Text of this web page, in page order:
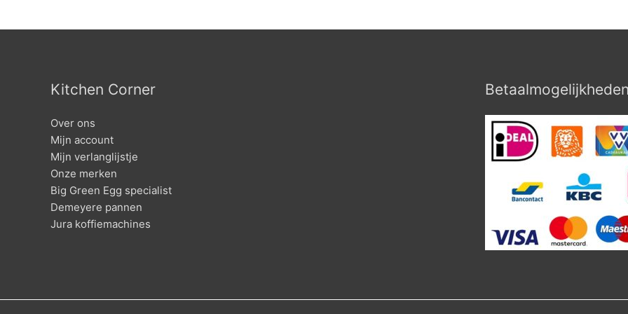
Kitchen Corner
Over ons
Mijn account
Mijn verlanglijstje
Onze merken
Big Green Egg specialist
Demeyere pannen
Jura koffiemachines